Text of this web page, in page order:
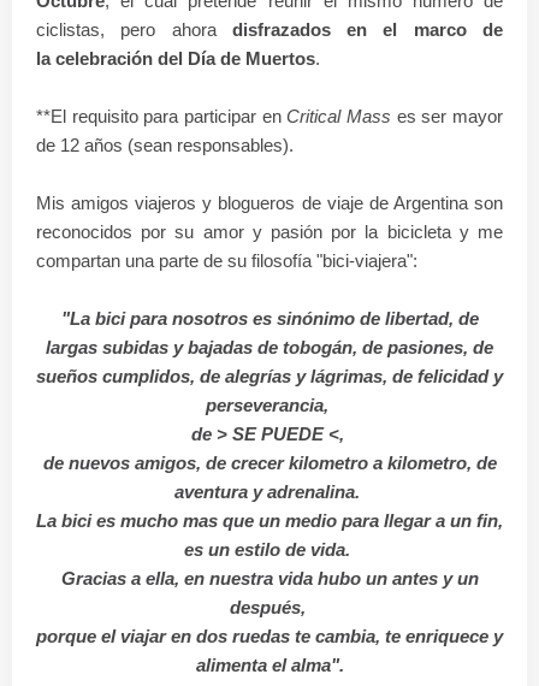
ciclistas, pero ahora disfrazados en el marco de
lacelebración del Día de Muertos.
**El requisito para participar enCritical Mass es ser mayor
de 12 años (sean responsables).
Mis amigos viajeros y blogueros de viaje de Argentina son
reconocidos por su amor y pasión por la bicicleta y me
compartan una parte de su filosofía "bici-viajera":
"La bici para nosotros es sinónimode libertad, de
largas subidas y bajadas de tobogán, de pasiones, de
sueños cumplidos, de alegrías y lágrimas, de felicidad y
perseverancia,
de > SE PUEDE <,
de nuevos amigos, de crecer kilometro a kilometro, de
aventura y adrenalina.
La bici es mucho mas que un medio para llegar a un fin,
es un estilo de vida.
Gracias a ella, en nuestra vida hubo un antes y un
después,
porque el viajar en dos ruedas te cambia, te enriquece y
alimenta el alma".